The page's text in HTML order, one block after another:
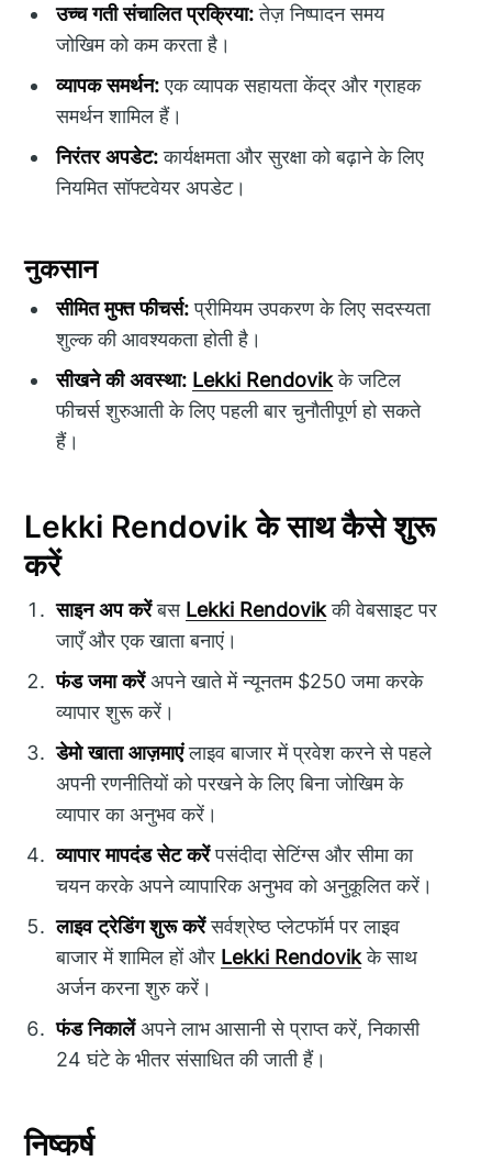
उच्च गती संचालित प्रक्रिया:तेज़ निष्पादन समय
जोखिम को कम करता है।
व्यापक समर्थन:एक व्यापक सहायता केंद्र और ग्राहक
समर्थन शामिल हैं।
निरंतर अपडेट:कार्यक्षमता और सुरक्षा को बढ़ाने के लिए
नियमित सॉफ्टवेयर अपडेट।
नुकसान
सीमित मुफ्त फीचर्स:प्रीमियम उपकरण के लिए सदस्यता
शुल्क की आवश्यकता होती है।
सीखने की अवस्था: Lekki Rendovikके जटिल
फीचर्स शुरुआती के लिए पहली बार चुनौतीपूर्ण हो सकते
हैं।
Lekki Rendovik के साथ कैसे शुरू
करें
साइन अप करेंबस Lekki Rendovikकी वेबसाइट पर
जाएँ और एक खाता बनाएं।
फंड जमा करेंअपने खाते में न्यूनतम $250 जमा करके
व्यापार शुरू करें।
डेमो खाता आज़माएंलाइव बाजार में प्रवेश करने से पहले
अपनी रणनीतियों को परखने के लिए बिना जोखिम के
व्यापार का अनुभव करें।
व्यापार मापदंड सेट करेंपसंदीदा सेटिंग्स और सीमा का
चयन करके अपने व्यापारिक अनुभव को अनुकूलित करें।
लाइव ट्रेडिंग शुरू करेंसर्वश्रेष्ठ प्लेटफॉर्म पर लाइव
बाजार में शामिल हों और Lekki Rendovikके साथ
अर्जन करना शुरु करें।
फंड निकालेंअपने लाभ आसानी से प्राप्त करें, निकासी
24 घंटे के भीतर संसाधित की जाती हैं।
निष्कर्ष